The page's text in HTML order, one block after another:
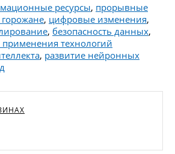
ресурсы, прорывные
, цифровые изменения,
, безопасность данных,
применения технологий
, развитие нейронных